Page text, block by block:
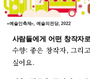
«예술인축제», 예술의전당, 2022
사람들에게 어떤 창작자
수향: 좋은 창작자, 그리
싶어요.